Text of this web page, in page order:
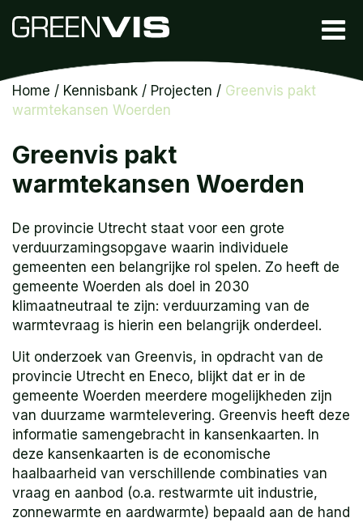
Home / Kennisbank / Projecten / Greenvis pakt
warmtekansen Woerden
Greenvis pakt
warmtekansen Woerden
De provincie Utrecht staat voor een grote
verduurzamingsopgave waarin individuele
gemeenten een belangrijke rol spelen. Zo heeft de
gemeente Woerden als doel in 2030
klimaatneutraal te zijn: verduurzaming van de
warmtevraag is hierin een belangrijk onderdeel.
Uit onderzoek van Greenvis, in opdracht van de
provincie Utrecht en Eneco, blijkt dat er in de
gemeente Woerden meerdere mogelijkheden zijn
van duurzame warmtelevering. Greenvis heeft deze
informatie samengebracht in kansenkaarten. In
deze kansenkaarten is de economische
haalbaarheid van verschillende combinaties van
vraag en aanbod (o.a. restwarmte uit industrie,
zonnewarmte en aardwarmte) bepaald aan de hand